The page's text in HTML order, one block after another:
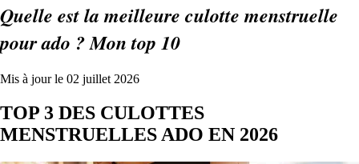
Quelle est la meilleure culotte menstruelle
pour ado ? Mon top 10
Mis à jour le 02 juillet 2026
TOP 3 DES CULOTTES
MENSTRUELLES ADO EN 2026